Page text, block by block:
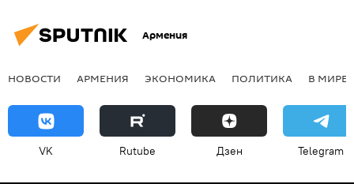
Армения
НОВОСТИ АРМЕНИЯ ЭКОНОМИКА ПОЛИТИКА В МИРЕ
VK Rutube Дзен Telegram